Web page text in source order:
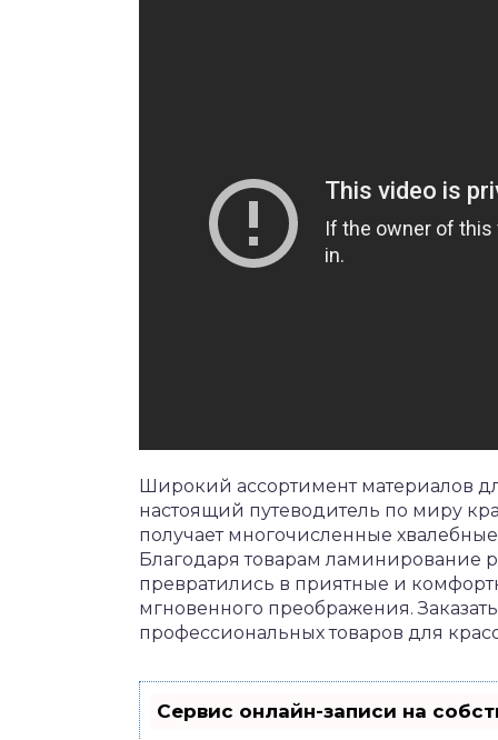
Широкий ассортимент материалов
настоящий путеводитель по миру
получает многочисленные
Благодаря товарам ламинирование
превратились в приятные и
мгновенного преображения.
профессиональных товаров для
Сервис онлайн-записи на